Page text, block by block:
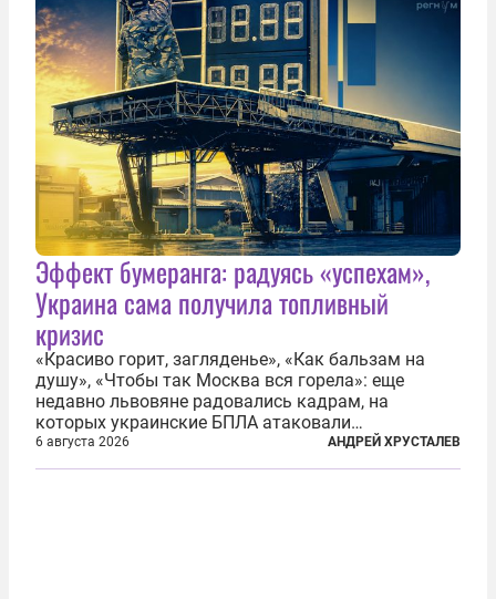
Эффект бумеранга: радуясь «успехам»,
Украина сама получила топливный
кризис
«Красиво горит, загляденье», «Как бальзам на
душу», «Чтобы так Москва вся горела»: еще
недавно львовяне радовались кадрам, на
которых украинские БПЛА атаковали
нефтеперерабатывающие предприятия России. В
скором времени оказалось, что в «эту игру можно
6 августа 2026 АНДРЕЙ ХРУСТАЛЕВ